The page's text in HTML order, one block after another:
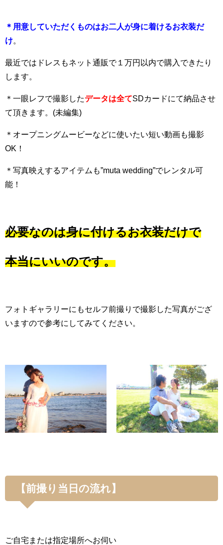
＊用意していただくものはお二人が身に着けるお衣装だ
け。
最近ではドレスもネット通販で１万円以内で購入できたり
します。
＊一眼レフで撮影したデータは全てSDカー ドにて納品させ
て頂きます。(未編集)
＊オープニングムービーなどに使いたい短い動画も撮影
OK！
＊写真映えするアイテムも”muta wedding”でレンタル可
能！
必要なのは身に付けるお衣装だけで
本当にいいのです。
フォトギャラリーにもセルフ前撮りで撮影した写真がござ
いますので参考にしてみてください。
【前撮り当日の流れ】
ご自宅または指定場所へお伺い